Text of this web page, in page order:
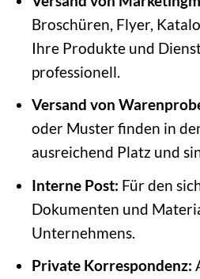
Broschüren, Flyer,
Ihre Produkte und
professionell.
Versand von
oder Muster finden in
ausreichend Platz und
Interne Post: Für den
Dokumenten und
Unternehmens.
Private Korrespondenz: